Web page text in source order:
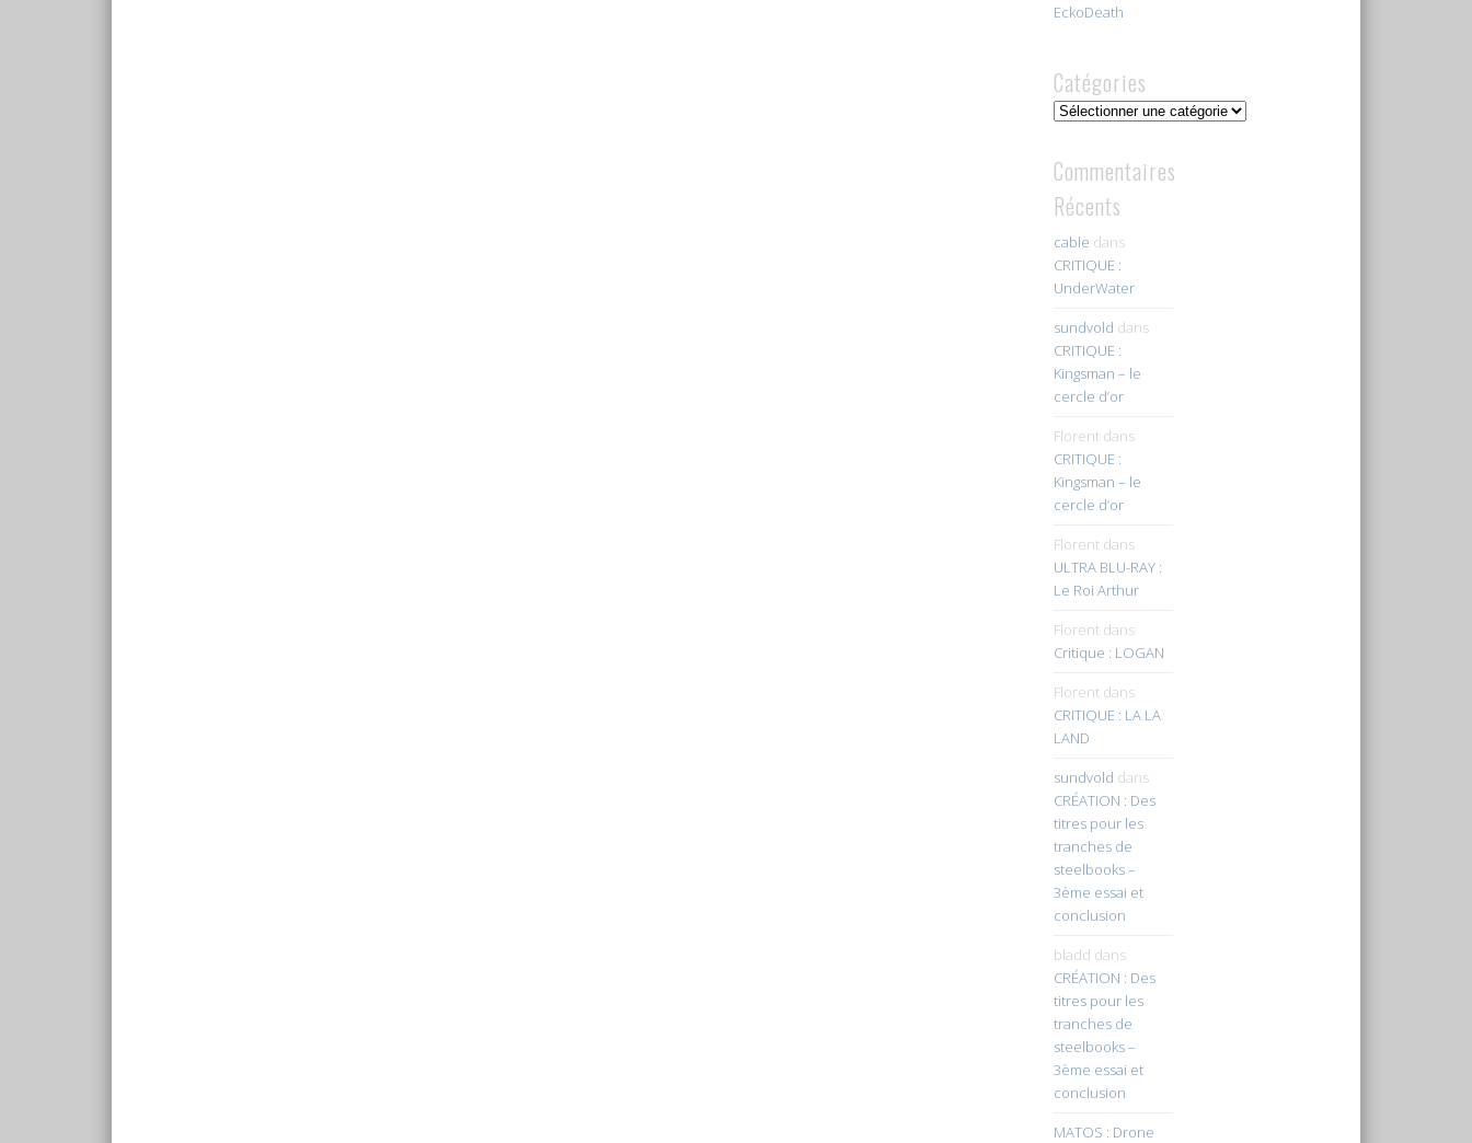
EckoDeath
Catégories
Catégories
Commentaires
Récents
cable dans
CRITIQUE :
UnderWater
sundvold dans
CRITIQUE :
Kingsman – le
cercle d’or
Florentdans
CRITIQUE :
Kingsman – le
cercle d’or
Florentdans
ULTRA BLU-RAY :
Le Roi Arthur
Florentdans
Critique : LOGAN
Florentdans
CRITIQUE : LA LA
LAND
sundvold dans
CRÉATION : Des
titres pour les
tranches de
steelbooks –
3ème essai et
conclusion
bladd dans
CRÉATION : Des
titres pour les
tranches de
steelbooks –
3ème essai et
conclusion
MATOS : Drone